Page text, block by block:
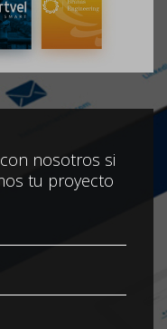
nosotros si
tu proyecto